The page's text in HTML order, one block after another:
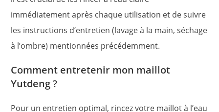
immédiatement après chaque utilisation et de suivre
les instructions d’entretien (lavage à la main, séchage
à l’ombre) mentionnées précédemment.
Comment entretenir mon maillot
Yutdeng ?
Pour un entretien optimal, rincez votre maillot à l’eau